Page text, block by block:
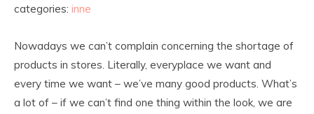
categories: inne
Nowadays we can’t complain concerning the shortage of
products in stores. Literally, everyplace we want and
every time we want – we’ve many good products. What’s
a lot of – if we can’t find one thing within the look, we are